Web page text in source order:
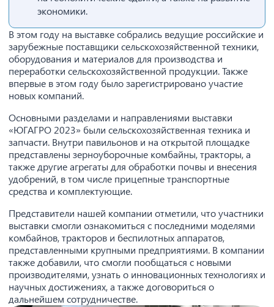
экономики.
В этом году на выставке собрались ведущие российские и
зарубежные поставщики сельскохозяйственной техники,
оборудования и материалов для производства и
переработки сельскохозяйственной продукции. Также
впервые в этом году было зарегистрировано участие
новых компаний.
Основными разделами и направлениями выставки
«ЮГАГРО 2023» были сельскохозяйственная техника и
запчасти. Внутри павильонов и на открытой площадке
представлены зерноуборочные комбайны, тракторы, а
также другие агрегаты для обработки почвы и внесения
удобрений, в том числе прицепные транспортные
средства и комплектующие.
Представители нашей компании отметили, что участники
выставки смогли ознакомиться с последними моделями
комбайнов, тракторов и беспилотных аппаратов,
представленными крупными предприятиями. В компании
также добавили, что смогли пообщаться с новыми
производителями, узнать о инновационных технологиях и
научных достижениях, а также договориться о
дальнейшем сотрудничестве.